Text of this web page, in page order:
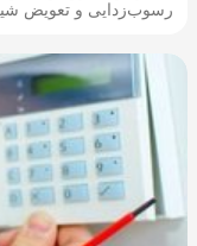
رسوب‌زدایی و تعویض